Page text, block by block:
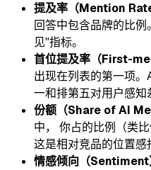
提及率（Mention Rate
回答中包含品牌的比
见"指标。
首位提及率（First-
出现在列表的第一项
一和排第五对用户感知
份额（Share of AI
中， 你占的比例（类
这是相对竞品的位置感
情感倾向（Sentiment